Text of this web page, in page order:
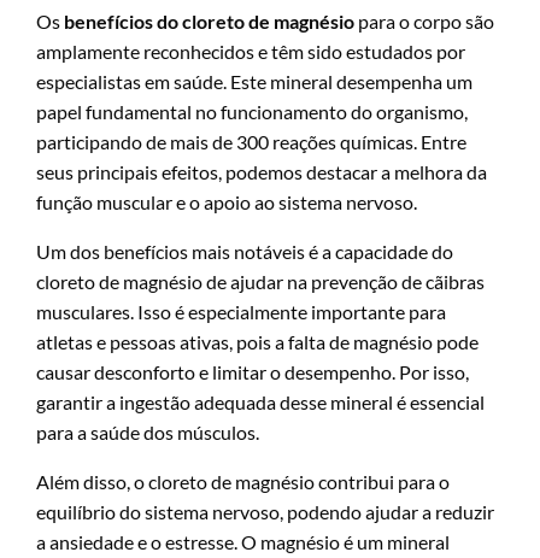
Os benefícios do cloreto de magnésio para o corpo são
amplamente reconhecidos e têm sido estudados por
especialistas em saúde. Este mineral desempenha um
papel fundamental no funcionamento do organismo,
participando de mais de 300 reações químicas. Entre
seus principais efeitos, podemos destacar a melhora da
função muscular e o apoio ao sistema nervoso.
Um dos benefícios mais notáveis é a capacidade do
cloreto de magnésio de ajudar na prevenção de cãibras
musculares. Isso é especialmente importante para
atletas e pessoas ativas, pois a falta de magnésio pode
causar desconforto e limitar o desempenho. Por isso,
garantir a ingestão adequada desse mineral é essencial
para a saúde dos músculos.
Além disso, o cloreto de magnésio contribui para o
equilíbrio do sistema nervoso, podendo ajudar a reduzir
a ansiedade e o estresse. O magnésio é um mineral